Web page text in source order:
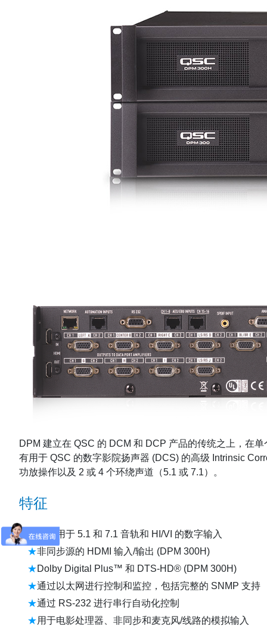
DPM 建立在 QSC 的 DCM 和 DCP 产品的传统之上，在
有用于 QSC 的数字影院扬声器 (DCS) 的高级 Intrinsic
功放操作以及 2 或 4 个环绕声道（5.1 或 7.1）。
特征
十个用于 5.1 和 7.1 音轨和 HI/VI 的数字输入
非同步源的 HDMI 输入/输出 (DPM 300H)
Dolby Digital Plus™ 和 DTS-HD® (DPM 300H)
通过以太网进行控制和监控，包括完整的 SNMP 支持
通过 RS-232 进行串行自动化控制
用于电影处理器、非同步和麦克风/线路的模拟输入